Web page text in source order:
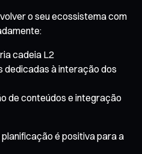
o seu ecossistema com
cadeia L2
à interação dos
de conteúdos e integração
é positiva para a